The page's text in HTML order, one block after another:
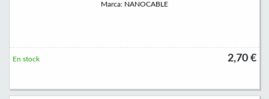
Marca: NANOCABLE
2,70 €
En stock